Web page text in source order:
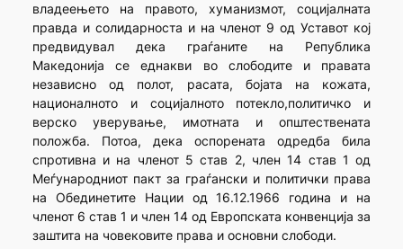
владеењето на правото, хуманизмот, социјалната
правда и солидарноста и на членот 9 од Уставот кој
предвидувал дека граѓаните на Република
Македонија се еднакви во слободите и правата
независно од полот, расата, бојата на кожата,
националното и социјалното потекло,политичко и
верско уверување, имотната и општествената
положба. Потоа, дека оспорената одредба била
спротивна и на членот 5 став 2, член 14 став 1 од
Меѓународниот пакт за граѓански и политички права
на Обединетите Нации од 16.12.1966 година и на
членот 6 став 1 и член 14 од Европската конвенција за
заштита на човековите права и основни слободи.